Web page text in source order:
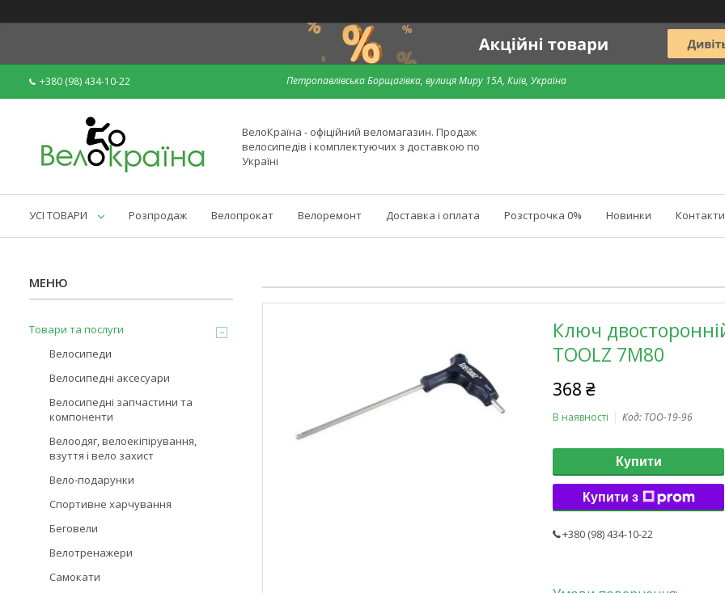
+380 (98) 434-10-22 Петропавлівська Борщагівка, вулиця Миру 15А, Київ, Україна
ВелоКраїна - офіційний веломагазин. Продаж
велосипедів і комплектуючих з доставкою по
Україні
УСІ ТОВАРИ Розпродаж Велопрокат Велоремонт Доставка і оплата Розстрочка 0% Новинки Контакти
Ключ
TOOLZ 7M80
368 ₴
В наявності Код: TOO-19-96
Купити
Купити з
+380 (98) 434-10-22
Товари та послуги
Велосипеди
Велосипедні аксесуари
Велосипедні запчастини та
компоненти
Велоодяг, велоекіпірування,
взуття і вело захист
Вело-подарунки
Спортивне харчування
Беговели
Велотренажери
Самокати